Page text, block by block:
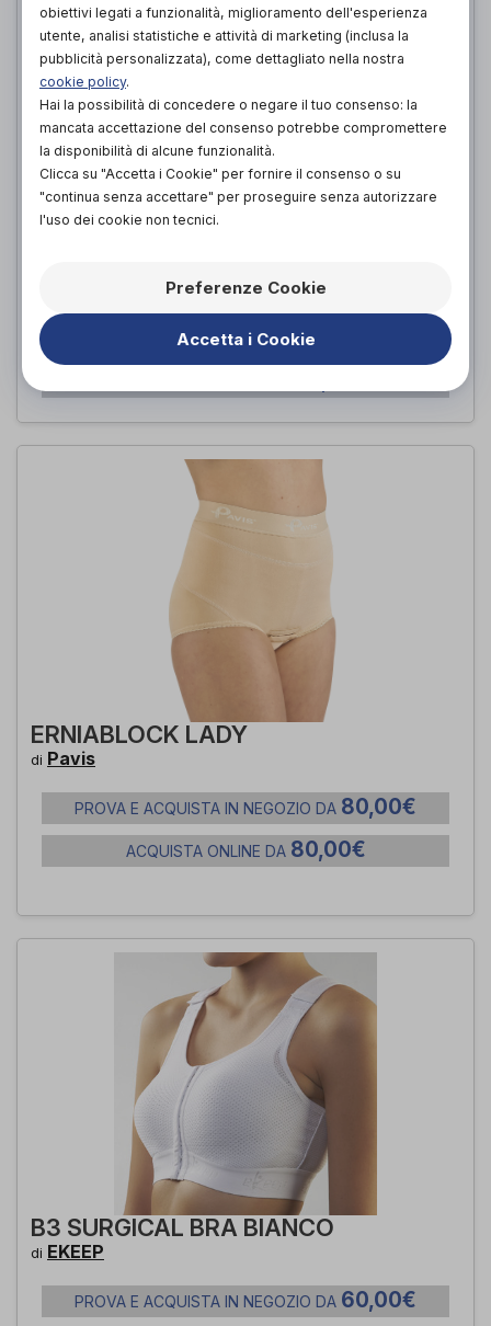
PROVA E ACQUISTA IN NEGOZIO DA
ERNIABLOCK LADY
di Pavis
PROVA E ACQUISTA IN NEGOZIO DA 80,00€
ACQUISTA ONLINE DA 80,00€
B3 SURGICAL BRA BIANCO
di EKEEP
PROVA E ACQUISTA IN NEGOZIO DA 60,00€
obiettivi legati a funzionalità, miglioramento dell'esperienza
utente, analisi statistiche e attività di marketing (inclusa la
pubblicità personalizzata), come dettagliato nella nostra
cookie policy.
Hai la possibilità di concedere o negare il tuo consenso: la
mancata accettazione del consenso potrebbe compromettere
la disponibilità di alcune funzionalità.
Clicca su "Accetta i Cookie" per fornire il consenso o su
"continua senza accettare" per proseguire senza autorizzare
l'uso dei cookie non tecnici.
Preferenze Cookie
Accetta i Cookie